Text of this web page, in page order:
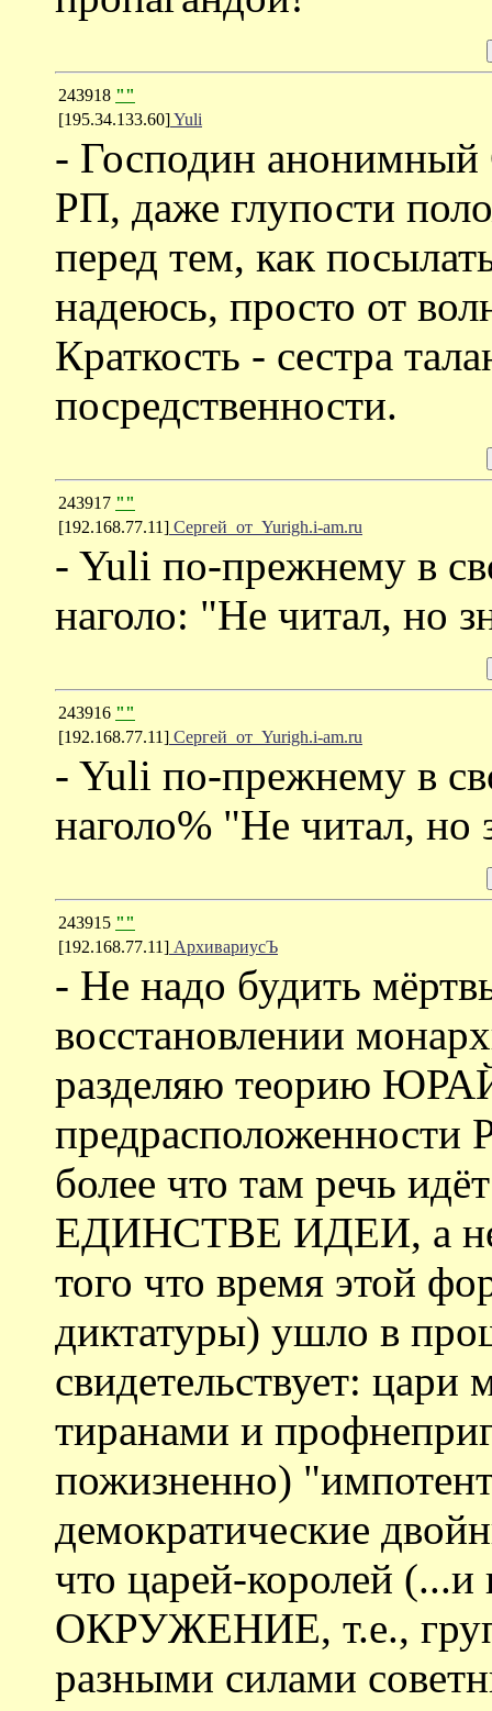
243918 ""
[195.34.133.60]Yuli
- Господин анонимный
РП, даже глупости
перед тем, как
надеюсь, просто от
Краткость - сестра
посредственности.
243917 ""
[192.168.77.11] Сергей_от_Yurigh.i-am.ru
- Yuli по-прежнему в
наголо: "Не читал, но
243916 ""
[192.168.77.11] Сергей_от_Yurigh.i-am.ru
- Yuli по-прежнему в
наголо% "Не читал, но
243915 ""
[192.168.77.11] АрхивариусЪ
- Не надо будить
восстановлении
разделяю теорию
предрасположенности
более что там речь
ЕДИНСТВЕ ИДЕИ, а не
того что время этой
диктатуры) ушло в
свидетельствует:
тиранами и
пожизненно)
демократические
что царей-королей (...и
ОКРУЖЕНИЕ, т.е.,
разными силами